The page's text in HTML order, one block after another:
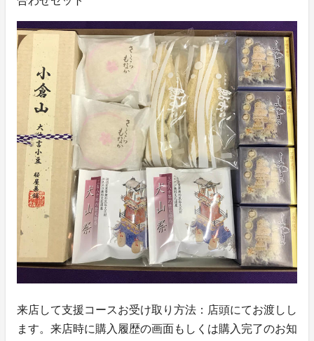
来店して支援コースお受け取り方法：店頭にてお渡しし
ます。来店時に購入履歴の画面もしくは購入完了のお知